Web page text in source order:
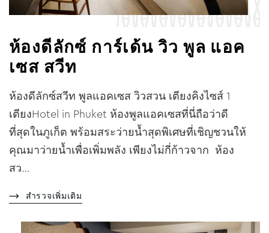
ห้องดีลักซ์ การ์เด้น วิว พูล แอค
เซส สวีท
ห้องดีลักซ์สวีท พูลแอคเซส วิวสวน เตียงคิงไซส์ 1
เตียงHotel in Phuket ห้องพูลแอคเซสที่นี่ถือว่าดี
ที่สุดในภูเก็ต พร้อมสระว่ายน้ำสุดพิเศษที่เชิญชวนให้
คุณมาว่ายน้ำเพื่อเพิ่มพลัง เพียงไม่กี่ก้าวจาก ห้อง
สว…
สำรวจเพิ่มเติม